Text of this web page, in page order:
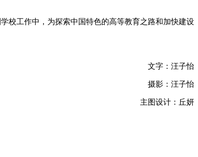
校工作中，为探索中国特色的高等教育之路和加快建设
文字：汪子怡
摄影：汪子怡
主图设计：丘妍